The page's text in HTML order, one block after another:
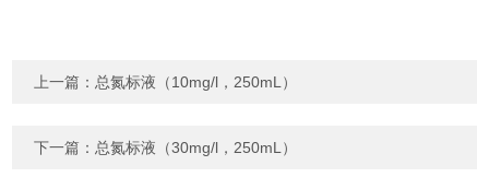
上一篇： 总氮标液（10mg/l，250mL）
下一篇： 总氮标液（30mg/l，250mL）